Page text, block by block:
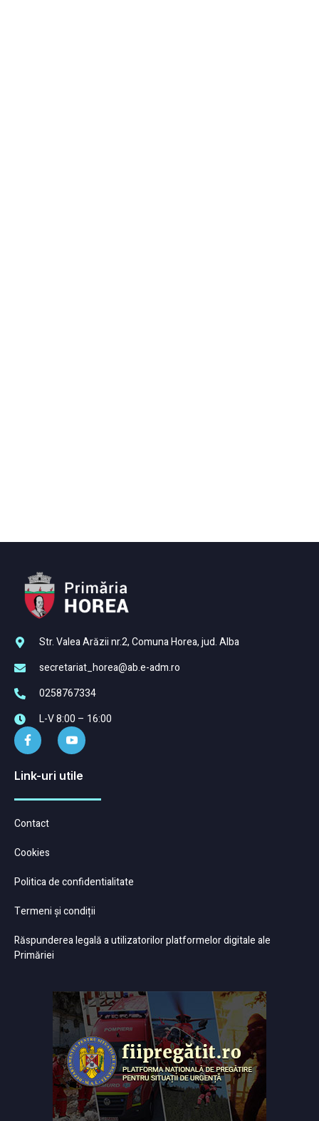
Str. Valea Arăzii nr.2, Comuna Horea, jud. Alba
secretariat_horea@ab.e-adm.ro
0258767334
L-V 8:00 – 16:00
Link-uri utile
Contact
Cookies
Politica de confidentialitate
Termeni și condiții
Răspunderea legală a utilizatorilor platformelor digitale ale
Primăriei